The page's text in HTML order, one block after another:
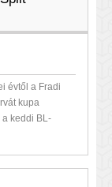
évtől a Fradi
kupa
keddi BL-